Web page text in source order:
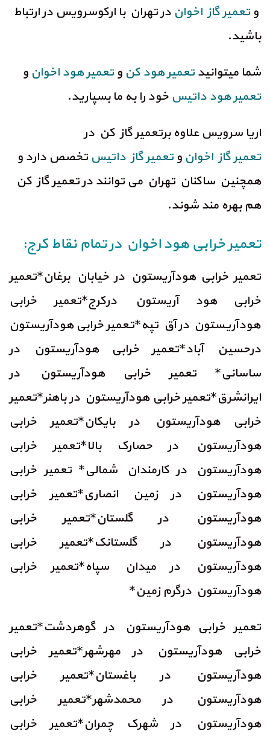
و تعمیر گاز اخوان در تهران با ارکوسرویس در ارتباط
باشید.
شما میتوانید تعمیر هود کن و تعمیر هود اخوان و
تعمیر هود داتیس خود را به ما بسپارید.
اریا سرویس علاوه برتعمیر گاز کن در
تعمیر گاز اخوان و تعمیر گاز داتیس تخصص دارد و
همچنین ساکنان تهران می توانند در تعمیر گاز کن
هم بهره مند شوند.
تعمیر خرابی هود اخوان در تمام نقاط کرج:
تعمیر خرابی هودآریستون در خیابان برغان*تعمیر
خرابی هود آریستون درکرج*تعمیر خرابی
هودآریستون در آق تپه*تعمیر خرابی هودآریستون
درحسین آباد*تعمیر خرابی هودآریستون در
ساسانی* تعمیر خرابی هودآریستون در
ایرانشرق*تعمیر خرابی هودآریستون در باهنر*تعمیر
خرابی هودآریستون در بایکان*تعمیر خرابی
هودآریستون در حصارک بالا*تعمیر خرابی
هودآریستون در کارمندان شمالی* تعمیر خرابی
هودآریستون در زمین انصاری*تعمیر خرابی
هودآریستون در گلستان*تعمیر خرابی
هودآریستون در گلستانک*تعمیر خرابی
هودآریستون در میدان سپاه*تعمیر خرابی
هودآریستون درگرم زمین*
تعمیر خرابی هودآریستون در گوهردشت*تعمیر
خرابی هودآریستون در مهرشهر*تعمیر خرابی
هودآریستون در باغستان*تعمیر خرابی
هودآریستون در محمدشهر*تعمیر خرابی
هودآریستون در شهرک چمران*تعمیر خرابی